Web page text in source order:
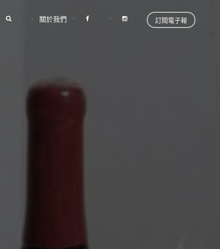
訂閱電子報
關於我們